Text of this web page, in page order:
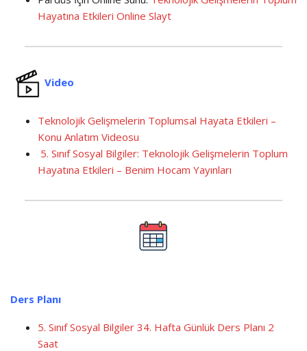
Hayatına Etkileri Online Slayt
Video
Teknolojik Gelişmelerin Toplumsal Hayata Etkileri –
Konu Anlatım Videosu
5. Sınıf Sosyal Bilgiler: Teknolojik Gelişmelerin Toplum
Hayatına Etkileri – Benim Hocam Yayınları
Ders Planı
5. Sınıf Sosyal Bilgiler 34. Hafta Günlük Ders Planı 2
Saat